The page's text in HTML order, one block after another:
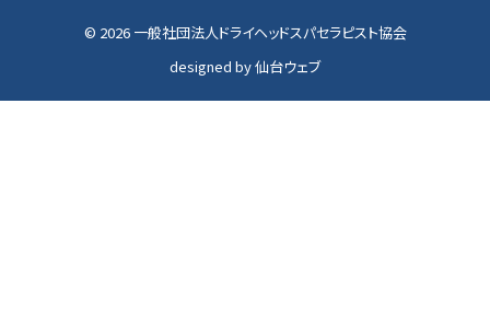
© 2026 一般社団法人ドライヘッドスパセラピスト協会
designed by仙台ウェブ